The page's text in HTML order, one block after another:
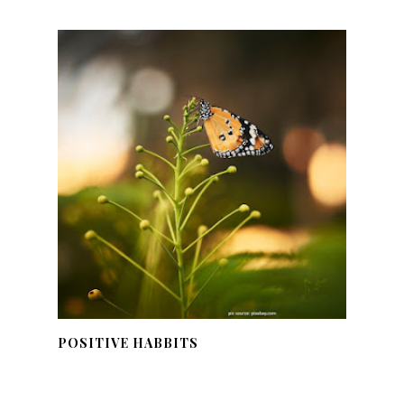
POSITIVE HABBITS